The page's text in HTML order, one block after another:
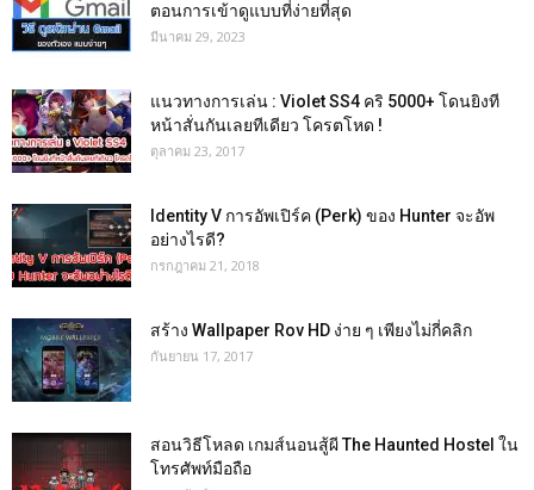
ตอนการเข้าดูแบบที่ง่ายที่สุด
มีนาคม 29, 2023
แนวทางการเล่น : Violet SS4 คริ 5000+ โดนยิงที
หน้าสั่นกันเลยทีเดียว โครตโหด !
ตุลาคม 23, 2017
Identity V การอัพเปิร์ค (Perk) ของ Hunter จะอัพ
อย่างไรดี?
กรกฎาคม 21, 2018
สร้าง Wallpaper Rov HD ง่าย ๆ เพียงไม่กี่คลิก
กันยายน 17, 2017
สอนวิธีโหลด เกมส์นอนสู้ผี The Haunted Hostel ใน
โทรศัพท์มือถือ